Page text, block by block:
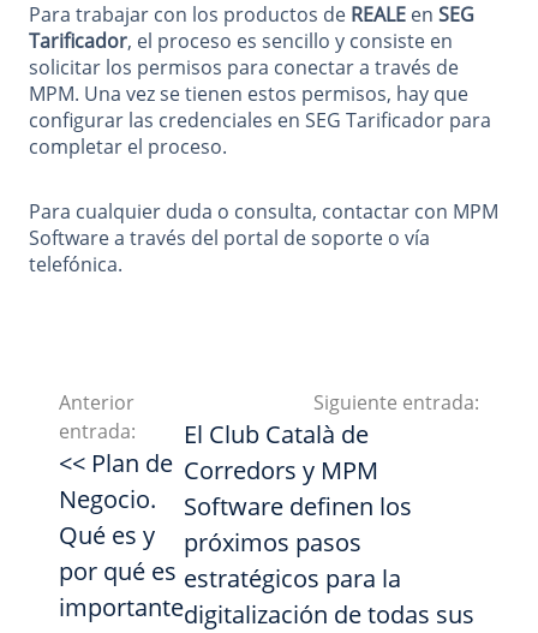
Para trabajar con los productos de REALE en SEG
Tarificador, el proceso es sencillo y consiste en
solicitar los permisos para conectar a través de
MPM. Una vez se tienen estos permisos, hay que
configurar las credenciales en SEG Tarificador para
completar el proceso.
Para cualquier duda o consulta, contactar con MPM
Software a través del portal de soporte o vía
telefónica.
Anterior
entrada:
<< Plan de
Negocio.
Qué es y
por qué es
importante
Siguiente entrada:
El Club Català de
Corredors y MPM
Software definen los
próximos pasos
estratégicos para la
digitalización de todas sus